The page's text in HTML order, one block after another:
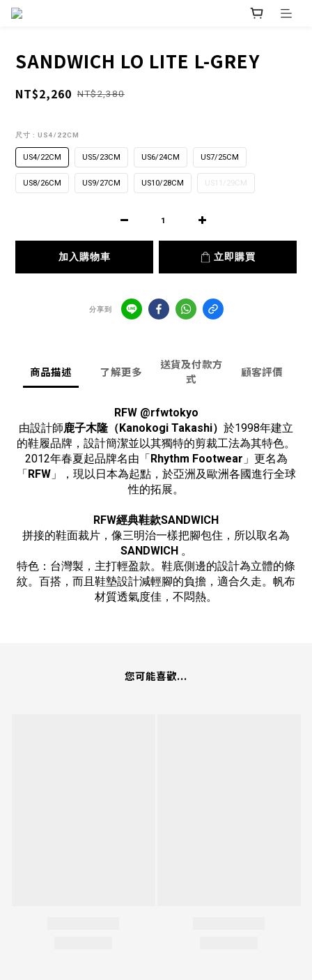
SANDWICH LO LITE L-GREY
NT$2,260 NT$2,380
尺寸 : US4/22CM
US4/22CM US5/23CM US6/24CM US7/25CM
US8/26CM US9/27CM US10/28CM US11/29CM
加入購物車 立即購買
分享到
商品描述 了解更多
送貨及付款方
式
顧客評價
RFW @rfwtokyo
由設計師鹿子木隆（Kanokogi Takashi） 於1998年建立
的鞋履品牌，設計簡潔並以其獨特的剪裁工法為其特色。
2012年春夏起品牌名由「 Rhythm Footwear 」更名為
「 RFW」，現以日本為起點，於亞洲及歐洲各國進行全球
性的拓展。
RFW經典鞋款SANDWICH
拼接的鞋面裁片，像三明治一樣把腳包住，所以取名為
SANDWICH 。
特色：台灣製，主打輕盈款。鞋底側邊的設計為立體的條
紋。百搭，而且鞋墊設計減輕腳的負擔，適合久走。帆布
材質透氣度佳，不悶熱。
您可能喜歡...